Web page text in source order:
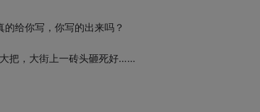
给你写，你写的出来吗？
把，大街上一砖头砸死好……